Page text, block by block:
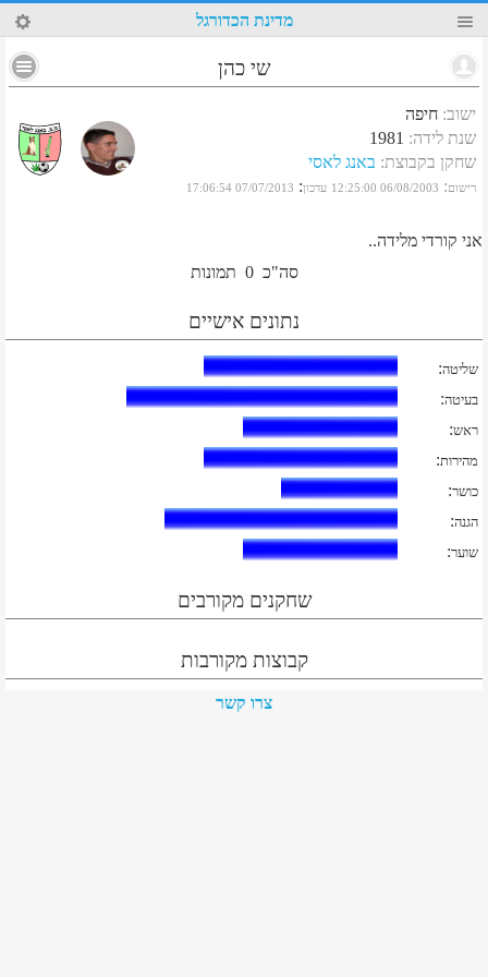
96 מדינת הכדורגל
שי כהן
ישוב: חיפה
שנת לידה:
1981
שחקן בקבוצת: באנג לאסי
רישום:
06/08/2003 12:25:00 עדכון:
07/07/2013 17:06:54
אני קורדי מלידה..
סה"כ 0 תמונות
נתונים אישיים
שליטה:
בעיטה:
ראש:
מהירות:
כושר:
הגנה:
שוער:
שחקנים מקורבים
קבוצות מקורבות
צרו קשר